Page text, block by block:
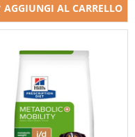
AGGIUNGI AL CARRELLO